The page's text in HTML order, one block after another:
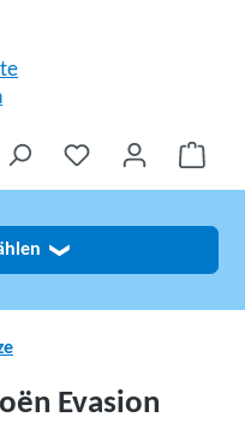
❯
Evasion